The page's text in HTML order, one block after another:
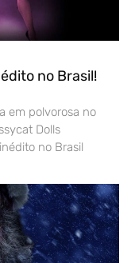
no Brasil!
em polvorosa no
Dolls
no Brasil